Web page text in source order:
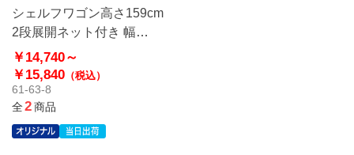
シェルフワゴン高さ159cm
2段展開ネット付き 幅
90cm〔ストエキオリジナ
ル〕
￥14,740～
￥15,840 （税込）
61-63-8
全2商品